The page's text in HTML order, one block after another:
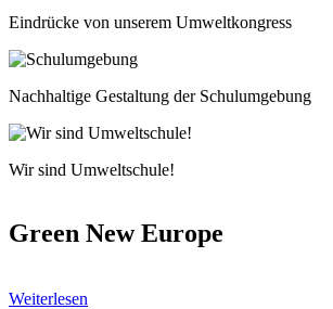
Bildunterschrift
Eindrücke von unserem Umweltkongress
Image
Bildunterschrift
Nachhaltige Gestaltung der Schulumgebung
Image
Bildunterschrift
Wir sind Umweltschule!
Green New Europe
Weiterlesen